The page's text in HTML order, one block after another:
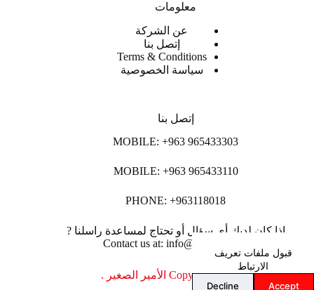
قبول ملفات تعريف
الارتباط
Accept
Decline
معلومات
عن الشركة
إتصل بنا
Terms & Conditions
سياسة الخصوصية
إتصل بنا
MOBILE: +963 965433303
MOBILE: +963 965433110
PHONE: +963118018
اذا كان لديك أي سؤال أو تحتاج لمساعدة راسلنا ?
Contact us at: info@lpco-llc.com
Copyright © 2026 الأمير الصغير .